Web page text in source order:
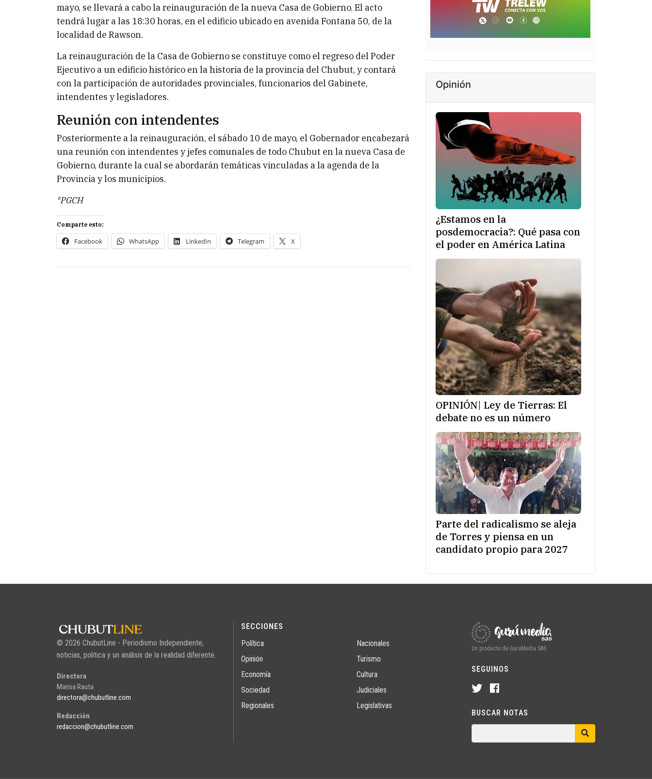
mayo, se llevará a cabo la reinauguración de la nueva Casa de Gobierno. El acto
tendrá lugar a las 18:30 horas, en el edificio ubicado en avenida Fontana 50, de la
localidad de Rawson.
La reinauguración de la Casa de Gobierno se constituye como el regreso del Poder
Ejecutivo a un edificio histórico en la historia de la provincia del Chubut, y contará
con la participación de autoridades provinciales, funcionarios del Gabinete,
intendentes y legisladores.
Reunión con intendentes
Posteriormente a la reinauguración, el sábado 10 de mayo, el Gobernador encabezará
una reunión con intendentes y jefes comunales de todo Chubut en la nueva Casa de
Gobierno, durante la cual se abordarán temáticas vinculadas a la agenda de la
Provincia y los municipios.
*PGCH
Comparte esto:
Facebook WhatsApp LinkedIn Telegram X
Opinión
¿Estamos en la
posdemocracia?: Qué pasa con
el poder en América Latina
OPINIÓN| Ley de Tierras: El
debate no es un número
Parte del radicalismo se aleja
de Torres y piensa en un
candidato propio para 2027
© 2026 ChubutLine - Periodismo Independiente,
noticias, politica y un análisis de la realidad diferente.
Directora
Marisa Rauta
directora@chubutline.com
Redacción
redaccion@chubutline.com
SECCIONES
Política
Opinión
Economía
Sociedad
Regionales
Nacionales
Turismo
Cultura
Judiciales
Legislativas
Un producto de GuruMedia SAS
SEGUINOS
BUSCAR NOTAS